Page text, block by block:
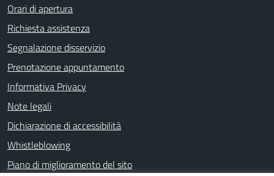
Orari di apertura
Richiesta assistenza
Segnalazione disservizio
Prenotazione appuntamento
Informativa Privacy
Note legali
Dichiarazione di accessibilità
Whistleblowing
Piano di miglioramento del sito